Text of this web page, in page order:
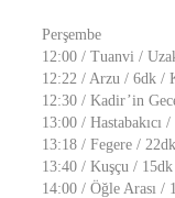
Perşembe
12:00 / Tuanvi /
12:22 / Arzu / 6dk /
12:30 / Kadir’in
13:00 / Hastabakıcı
13:18 / Fegere /
13:40 / Kuşçu /
14:00 / Öğle Arası /